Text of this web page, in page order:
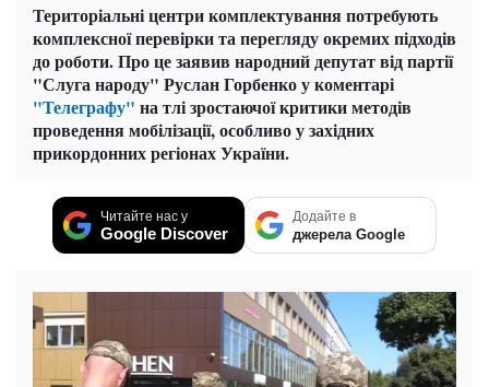
Територіальні центри комплектування потребують
комплексної перевірки та перегляду окремих підходів
до роботи. Про це заявив народний депутат від партії
"Слуга народу" Руслан Горбенко у коментарі
"Телеграфу" на тлі зростаючої критики методів
проведення мобілізації, особливо у західних
прикордонних регіонах України.
Читайте нас у
Google Discover
Додайте в
джерела Google